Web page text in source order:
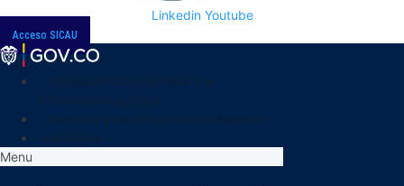
Linkedin Youtube
Acceso SICAU
Menu